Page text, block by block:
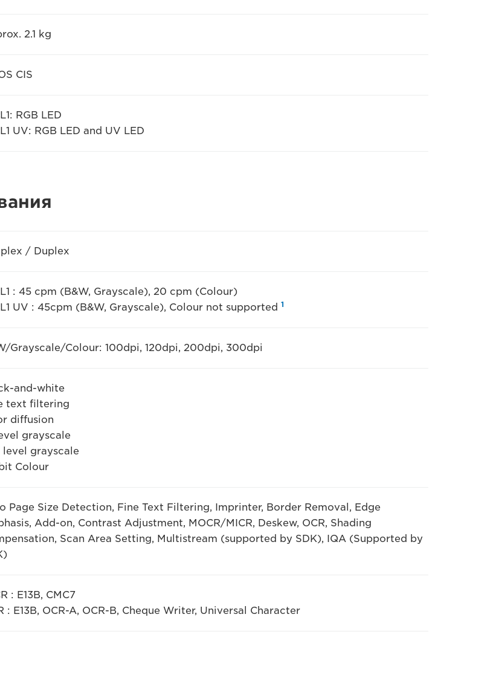
2.1 kg
CIS
RGB LED
UV: RGB LED and UV LED
/ Duplex
: 45 cpm (B&W, Grayscale), 20 cpm (Colour)
UV : 45cpm (B&W, Grayscale), Colour not supported 1
Grayscale/Colour: 100dpi, 120dpi, 200dpi, 300dpi
and-white
text filtering
diffusion
grayscale
level grayscale
Colour
Page Size Detection, Fine Text Filtering, Imprinter, Border Removal, Edge
Add-on, Contrast Adjustment, MOCR/MICR, Deskew, OCR, Shading
Scan Area Setting, Multistream (supported by SDK), IQA (Supported by
: E13B, CMC7
: E13B, OCR-A, OCR-B, Cheque Writer, Universal Character